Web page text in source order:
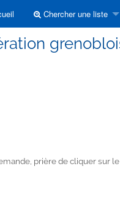
Chercher une liste
prière de cliquer sur